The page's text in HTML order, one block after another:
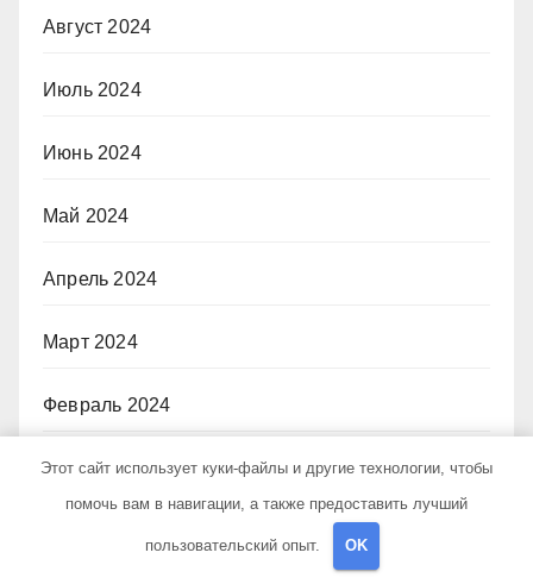
Август 2024
Июль 2024
Июнь 2024
Май 2024
Апрель 2024
Март 2024
Февраль 2024
Январь 2024
Этот сайт использует куки-файлы и другие технологии, чтобы
помочь вам в навигации, а также предоставить лучший
пользовательский опыт. OK